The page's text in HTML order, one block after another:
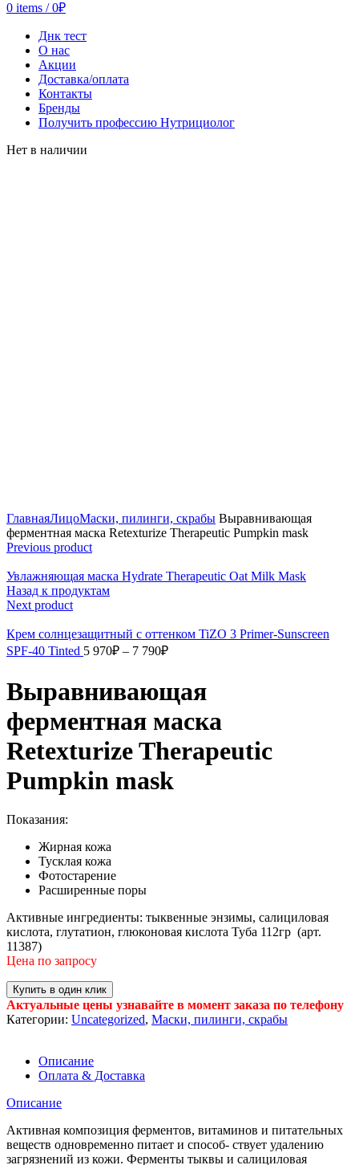
0 items / 0₽
Днк тест
О нас
Акции
Доставка/оплата
Контакты
Бренды
Получить профессию Нутрициолог
Нет в наличии
ГлавнаяЛицоМаски, пилинги, скрабы Выравнивающая
ферментная маска Retexturize Therapeutic Pumpkin mask
Previous product
Увлажняющая маска Hydrate Therapeutic Oat Milk Mask
Назад к продуктам
Next product
Крем солнцезащитный с оттенком TiZO 3 Primer-Sunscreen
SPF-40 Tinted 5 970₽ – 7 790₽
Выравнивающая
ферментная маска
Retexturize Therapeutic
Pumpkin mask
Показания:
Жирная кожа
Тусклая кожа
Фотостарение
Расширенные поры
Активные ингредиенты: тыквенные энзимы, салициловая
кислота, глутатион, глюконовая кислота Туба 112гр (арт.
11387)
Цена по запросу
Купить в один клик
Актуальные цены узнавайте в момент заказа по телефону
Категории: Uncategorized, Маски, пилинги, скрабы
Описание
Оплата & Доставка
Описание
Активная композиция ферментов, витаминов и питательных
веществ одновременно питает и способ- ствует удалению
загрязнений из кожи. Ферменты тыквы и салициловая